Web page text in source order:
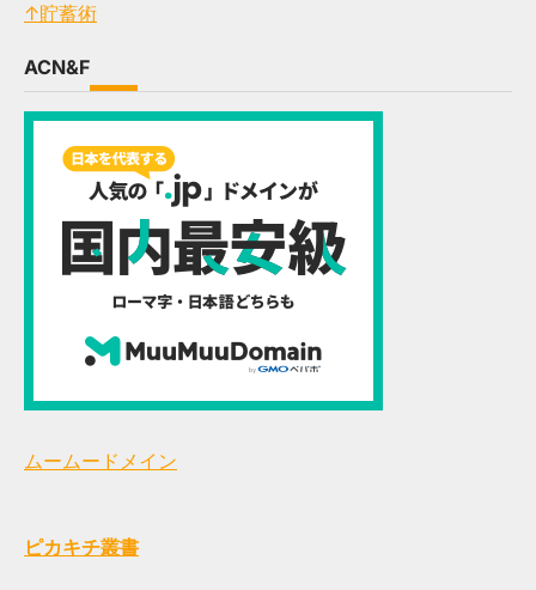
↑貯蓄術
ACN&F
ムームードメイン
ピカキチ叢書